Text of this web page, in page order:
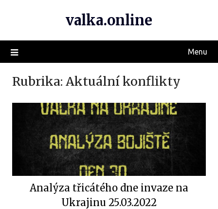
valka.online
Menu
Rubrika: Aktuální konflikty
Analýza třicátého dne invaze na
Ukrajinu 25.03.2022